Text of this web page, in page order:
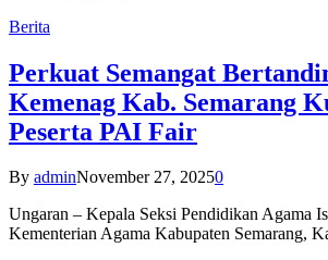
Berita
Perkuat Semangat
Kemenag Kab. Semarang
Peserta PAI Fair
By adminNovember 27, 20250
Ungaran – Kepala Seksi Pendidikan Agama
Kementerian Agama Kabupaten Semarang,